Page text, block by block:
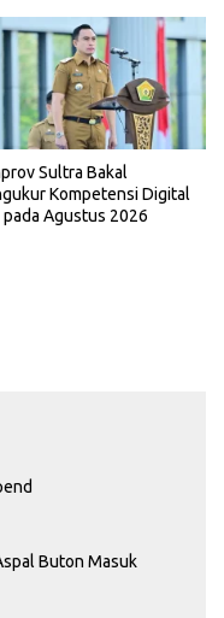
Sultra Bakal
Kompetensi Digital
pada Agustus 2026
Buton Masuk